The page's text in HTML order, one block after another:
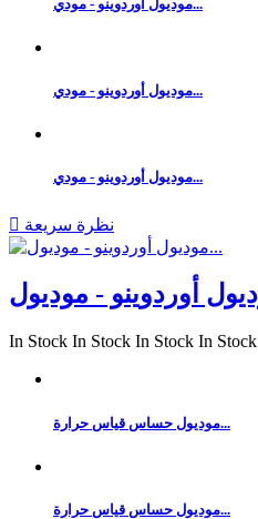
موديول أوردوينو - مودي...
موديول أوردوينو - مودي...
موديول أوردوينو - مودي...
 نظرة سريعة
In Stock In Stock In Stock In Stock
موديول حساس قياس حرارة...
موديول حساس قياس حرارة...